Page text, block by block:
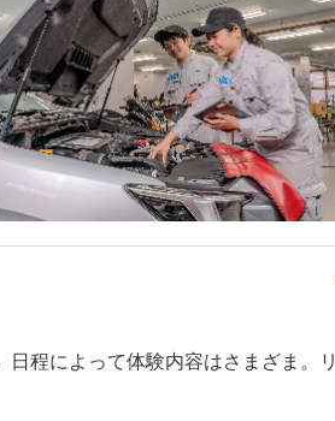
程によって体験内容はさまざま。リ